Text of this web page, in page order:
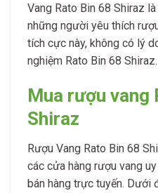
Vang Rato Bin 68 Shiraz
những người yêu thích
tích cực này, không có lý
nghiệm Rato Bin 68 Shiraz.
Mua rượu vang
Shiraz
Rượu Vang Rato Bin 68
các cửa hàng rượu vang
bán hàng trực tuyến. Dưới